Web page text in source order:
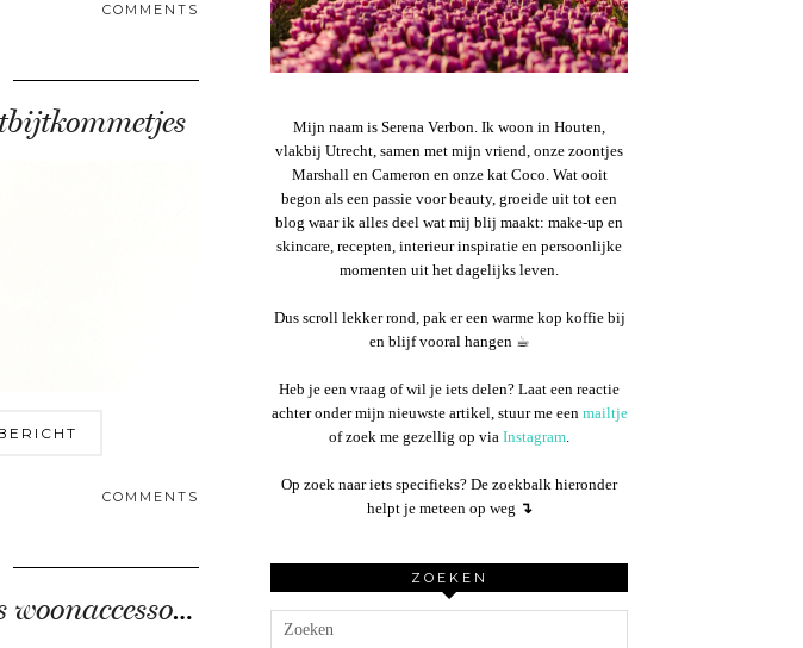
COMMENTS
COMMENTS
Shoplog | Xenos woonaccessoires en DIY items
Mijn naam is Serena Verbon. Ik woon in Houten,
vlakbij Utrecht, samen met mijn vriend, onze zoontjes
Marshall en Cameron en onze kat Coco. Wat ooit
begon als een passie voor beauty, groeide uit tot een
blog waar ik alles deel wat mij blij maakt: make-up en
skincare, recepten, interieur inspiratie en persoonlijke
momenten uit het dagelijks leven.
Dus scroll lekker rond, pak er een warme kop koffie bij
en blijf vooral hangen ☕︎
Heb je een vraag of wil je iets delen? Laat een reactie
achter onder mijn nieuwste artikel, stuur me een mailtje
of zoek me gezellig op via Instagram.
Op zoek naar iets specifieks? De zoekbalk hieronder
helpt je meteen op weg ↴
ZOEKEN